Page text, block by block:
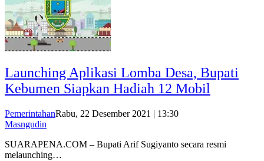
Launching Aplikasi Lomba Desa, Bupati
Kebumen Siapkan Hadiah 12 Mobil
PemerintahanRabu, 22 Desember 2021 | 13:30
Masngudin
SUARAPENA.COM – Bupati Arif Sugiyanto secara resmi
melaunching…